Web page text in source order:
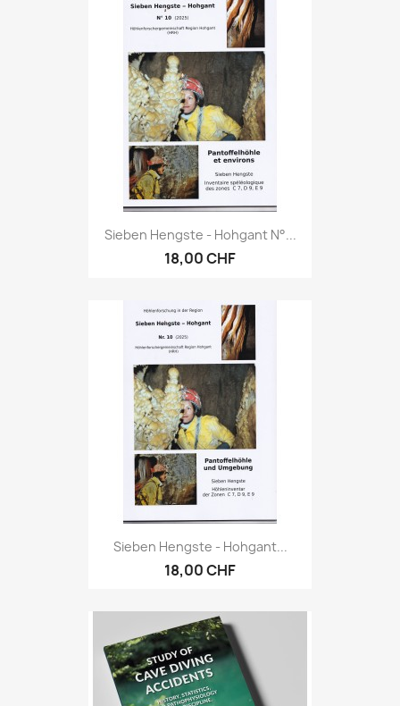
Sieben Hengste - Hohgant N°...
18,00 CHF
Sieben Hengste - Hohgant...
18,00 CHF